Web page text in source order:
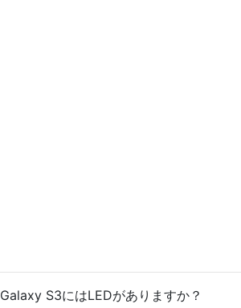
Galaxy S3にはLEDがありますか？